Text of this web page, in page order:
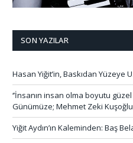
SON YAZILAR
Hasan Yiğit’in, Baskıdan
‘’İnsanın insan olma boyutu
Günümüze; Mehmet Zeki
Yiğit Aydın’ın Kaleminden: Baş